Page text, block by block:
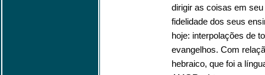
dirigir as coisas em
fidelidade dos seus
hoje: interpolações de
evangelhos. Com
hebraico, que foi a